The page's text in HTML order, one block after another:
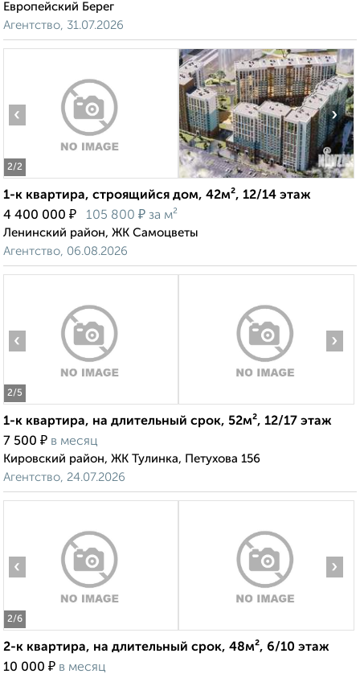
Европейский Берег
Агентство, 31.07.2026
2/2
‹ ›
1-к квартира, строящийся дом, 42м², 12/14 этаж
4 400 000 ₽ 105 800 ₽ за м²
Ленинский район, ЖК Самоцветы
Агентство, 06.08.2026
2/5
‹ ›
1-к квартира, на длительный срок, 52м², 12/17 этаж
7 500 ₽ в месяц
Кировский район, ЖК Тулинка, Петухова 156
Агентство, 24.07.2026
2/6
‹ ›
2-к квартира, на длительный срок, 48м², 6/10 этаж
10 000 ₽ в месяц